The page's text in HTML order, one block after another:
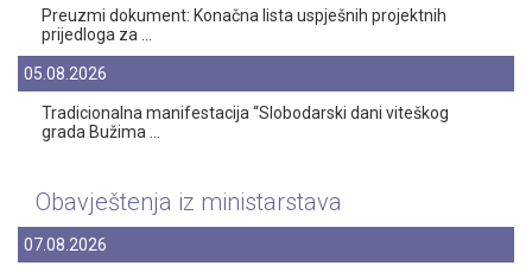
Preuzmi dokument: Konačna lista uspješnih projektnih
prijedloga za ...
05.08.2026
Tradicionalna manifestacija “Slobodarski dani viteškog
grada Bužima ...
Obavještenja iz ministarstava
07.08.2026